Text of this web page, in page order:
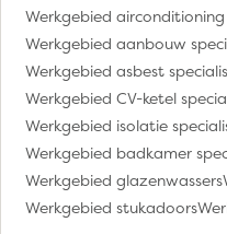
Werkgebied
Werkgebied aanbouw
Werkgebied asbest
Werkgebied CV-ketel
Werkgebied isolatie
Werkgebied badkamer
Werkgebied glazenwassers
Werkgebied stukadoors